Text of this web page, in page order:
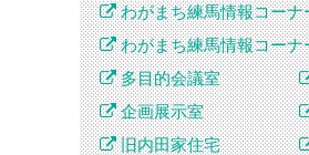
わがまち練馬情報コーナ
わがまち練馬情報コーナ
多目的会議室
企画展示室
旧内田家住宅